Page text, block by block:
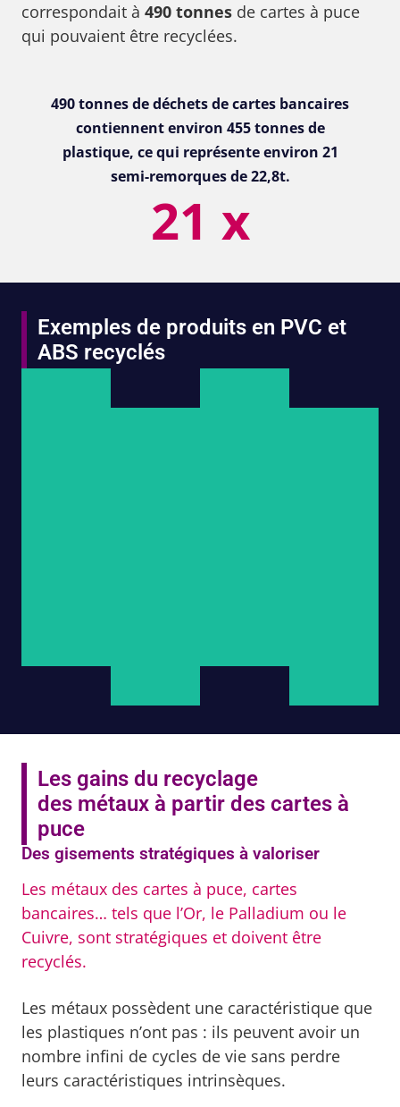
correspondait à 490 tonnes de cartes à puce
qui pouvaient être recyclées.
490 tonnes de déchets de cartes bancaires
contiennent environ 455 tonnes de
plastique, ce qui représente environ 21
semi-remorques de 22,8t.
21 x
Exemples de produits en PVC et
ABS recyclés
Les gains du recyclage
des métaux à partir des cartes à
puce
Des gisements stratégiques à valoriser
Les métaux des cartes à puce, cartes
bancaires… tels que l’Or, le Palladium ou le
Cuivre, sont stratégiques et doivent être
recyclés.
Les métaux possèdent une caractéristique que
les plastiques n’ont pas : ils peuvent avoir un
nombre infini de cycles de vie sans perdre
leurs caractéristiques intrinsèques.